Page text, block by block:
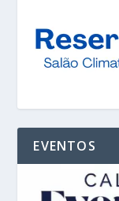
EVENTOS